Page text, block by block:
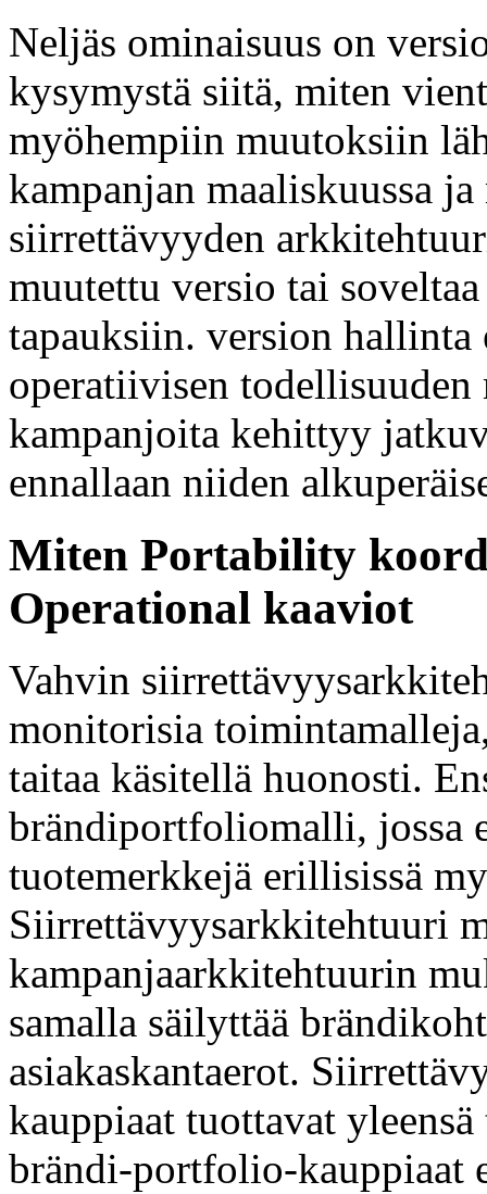
Neljäs ominaisuus on
kysymystä siitä, miten
myöhempiin muutoksiin
kampanjan maaliskuussa
siirrettävyyden
muutettu versio tai
tapauksiin. version hallinta
operatiivisen
kampanjoita kehittyy
ennallaan niiden
Miten Portability
Operational kaaviot
Vahvin
monitorisia
taitaa käsitellä huonosti.
brändiportfoliomalli, jossa
tuotemerkkejä erillisissä
Siirrettävyysarkkitehtuuri
kampanjaarkkitehtuurin
samalla säilyttää
asiakaskantaerot.
kauppiaat tuottavat
brändi-portfolio-kauppiaat